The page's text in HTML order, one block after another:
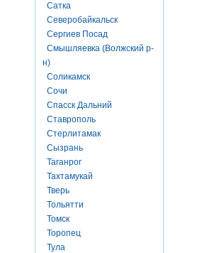
Сатка
Северобайкальск
Сергиев Посад
Смышляевка (Волжский р-
н)
Соликамск
Сочи
Спасск Дальний
Ставрополь
Стерлитамак
Сызрань
Таганрог
Тахтамукай
Тверь
Тольятти
Томск
Торопец
Тула